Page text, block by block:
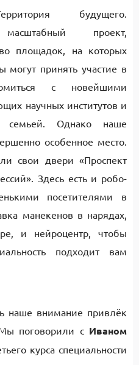
будущего.
проект,
площадок, на которых
могут принять участие в
с новейшими
научных институтов и
семьей. Однако наше
особенное место.
свои двери «Проспект
Здесь есть и робо-
посетителями в
манекенов в нарядах,
и нейроцентр, чтобы
подходит вам
наше внимание привлёк
поговорили с Иваном
курса специальности